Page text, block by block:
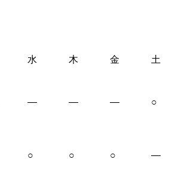
水 木 金 土
— — — ○
○ ○ ○ —